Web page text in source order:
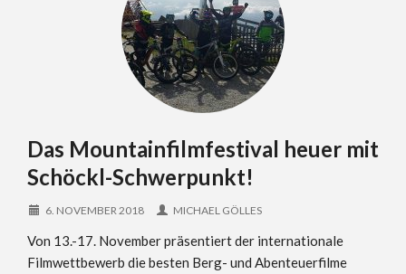
Das Mountainfilmfestival heuer mit
Schöckl-Schwerpunkt!
6. NOVEMBER 2018 MICHAEL GÖLLES
Von 13.-17. November präsentiert der internationale
Filmwettbewerb die besten Berg- und Abenteuerfilme